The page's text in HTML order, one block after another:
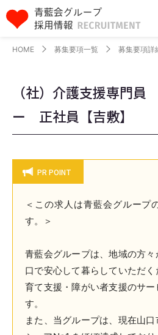
HOME 募集要項一覧 募集要項詳
（社）介護支援専門
ー 正社員【吉敷】
PR POINT
＜この求人は青藍会グループ
す。＞
青藍会グループは、地域の方
口で安心して暮らしていただ
育て支援・障がい者支援のサ
す。
また、当グループは、現在山